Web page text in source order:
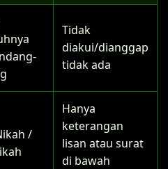
Tidak
diakui/dianggap
tidak ada
/
Hanya
keterangan
lisan atau surat
di bawah